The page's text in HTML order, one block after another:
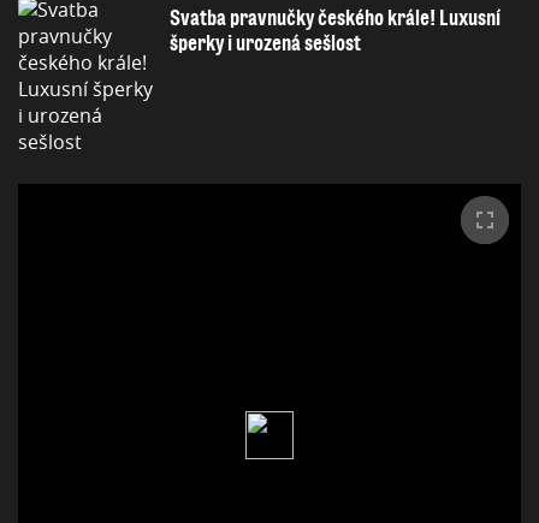
Svatba pravnučky českého krále! Luxusní
šperky i urozená sešlost